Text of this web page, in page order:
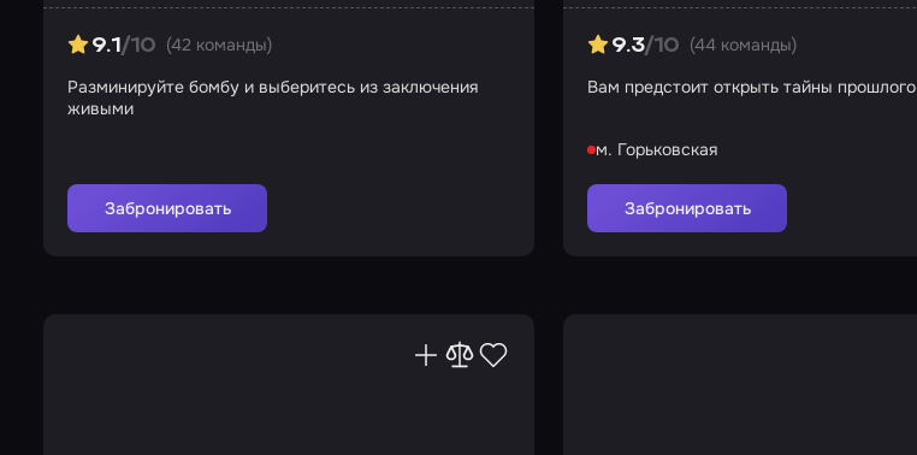
9.1/10 (42 команды)
Разминируйте бомбу и выберитесь из заключения
живыми
Забронировать
9.3/10 (44 команды)
Вам предстоит открыть тайны прошлого
м. Горьковская
Забронировать